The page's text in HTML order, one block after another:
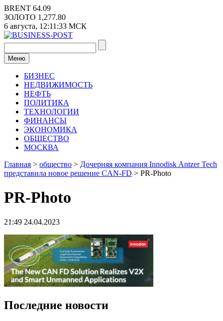
Перейти
к
содержимому
BRENT 64.09
ЗОЛОТО 1,277.80
6 августа, 12:11:33 МСК
Меню
БИЗНЕС
НЕДВИЖИМОСТЬ
НЕФТЬ
ПОЛИТИКА
ТЕХНОЛОГИИ
ФИНАНСЫ
ЭКОНОМИКА
ОБЩЕСТВО
МОСКВА
Главная > общество > Дочерняя компания Innodisk Antzer Tech
представила новое решение CAN-FD > PR-Photo
PR-Photo
21:49 24.04.2023
Последние новости